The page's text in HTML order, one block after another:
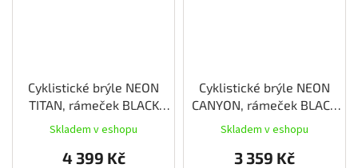
Cyklistické brýle NEON
TITAN, rámeček BLACK
MATT, skla PHOTOTRONIC
PLUS RED CAT 1-3
Skladem v eshopu
4 399 Kč
Cyklistické brýle NEON
CANYON, rámeček BLACK
MATT, skla PHOTOTRONIC
PLUS BLUE CAT 1-2
Skladem v eshopu
3 359 Kč